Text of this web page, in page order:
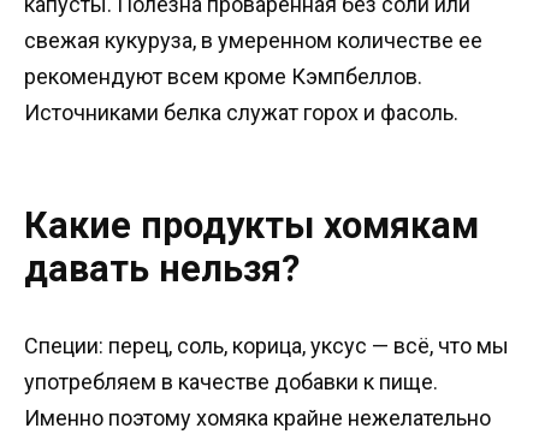
свежая кукуруза, в умеренном количестве ее
рекомендуют всем кроме Кэмпбеллов.
Источниками белка служат горох и фасоль.
Какие продукты хомякам
давать нельзя?
Специи: перец, соль, корица, уксус — всё, что мы
употребляем в качестве добавки к пище.
Именно поэтому хомяка крайне нежелательно